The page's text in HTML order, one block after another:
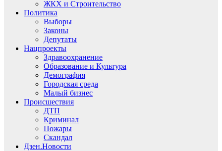
ЖКХ и Строительство
Политика
Выборы
Законы
Депутаты
Нацпроекты
Здравоохранение
Образование и Культура
Демография
Городская среда
Малый бизнес
Происшествия
ДТП
Криминал
Пожары
Скандал
Дзен.Новости